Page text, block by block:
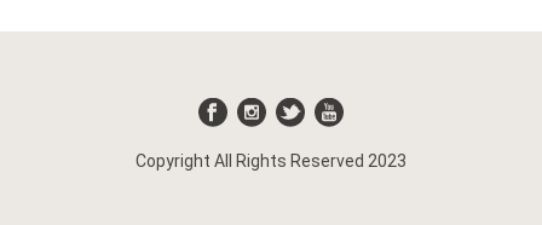
Copyright All Rights Reserved 2023